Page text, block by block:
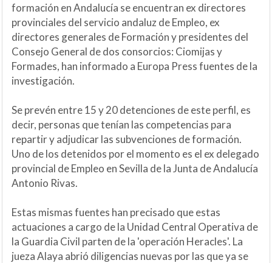
formación en Andalucía se encuentran ex directores
provinciales del servicio andaluz de Empleo, ex
directores generales de Formación y presidentes del
Consejo General de dos consorcios: Ciomijas y
Formades, han informado a Europa Press fuentes de la
investigación.
Se prevén entre 15 y 20 detenciones de este perfil, es
decir, personas que tenían las competencias para
repartir y adjudicar las subvenciones de formación.
Uno de los detenidos por el momento es el ex delegado
provincial de Empleo en Sevilla de la Junta de Andalucía
Antonio Rivas.
Estas mismas fuentes han precisado que estas
actuaciones a cargo de la Unidad Central Operativa de
la Guardia Civil parten de la 'operación Heracles'. La
jueza Alaya abrió diligencias nuevas por las que ya se